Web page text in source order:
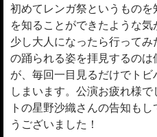
初めてレンガ祭というもの
を知ることができたような
少し大人になったら行って
の踊られる姿を拝見するの
が、毎回一目見るだけでト
しまいます。公演お疲れ様
トの星野沙織さんの告知も
うございました！